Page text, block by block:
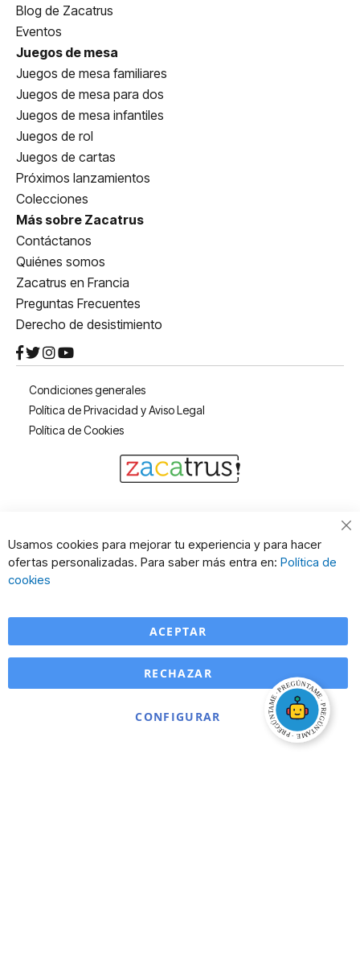
Blog de Zacatrus
Eventos
Juegos de mesa
Juegos de mesa familiares
Juegos de mesa para dos
Juegos de mesa infantiles
Juegos de rol
Juegos de cartas
Próximos lanzamientos
Colecciones
Más sobre Zacatrus
Contáctanos
Quiénes somos
Zacatrus en Francia
Preguntas Frecuentes
Derecho de desistimiento
Condiciones generales
Política de Privacidad y Aviso Legal
Política de Cookies
Usamos cookies para mejorar tu experiencia y para hacer
ofertas personalizadas. Para saber más entra en: Política de
cookies
ACEPTAR
CONFIGURAR
RECHAZAR